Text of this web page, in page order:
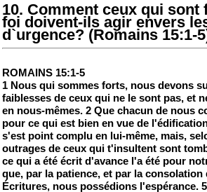
10. Comment ceux qui sont
foi doivent-ils agir envers
d`urgence? (Romains 15:1-
ROMAINS 15:1-5
1 Nous qui sommes forts, nous devons
faiblesses de ceux qui ne le sont pas, et
en nous-mêmes. 2 Que chacun de nous
pour ce qui est bien en vue de
s'est point complu en lui-même, mais,
outrages de ceux qui t'insultent sont
ce qui a été écrit d'avance l'a été pour
que, par la patience, et par la consolation
Écritures, nous possédions l'espérance.